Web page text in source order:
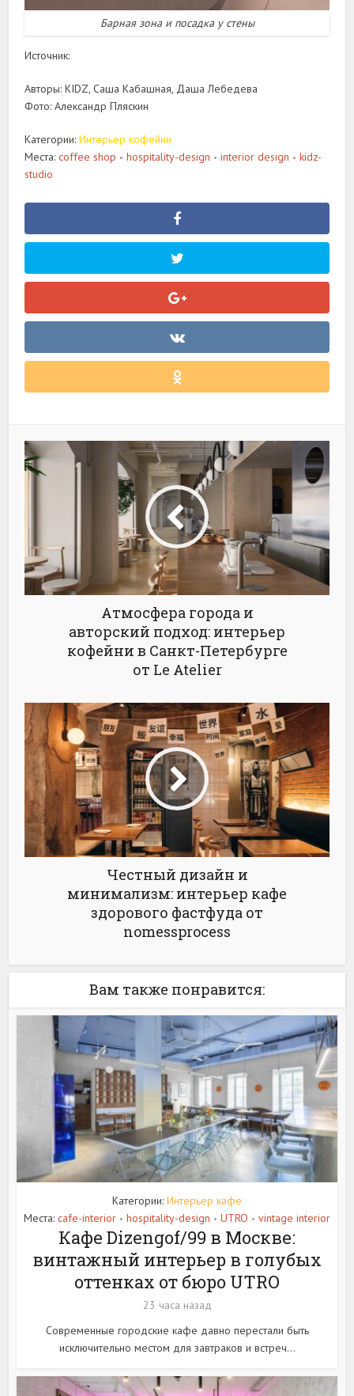
Барная зона и посадка у стены
Источник:
Авторы: KIDZ, Саша Кабашная, Даша Лебедева
Фото: Александр Пляскин
Категории:Интерьер кофейни
Места:coffee shop • hospitality-design • interior design • kidz-
studio
Атмосфера города и
авторский подход: интерьер
кофейни в Санкт-Петербурге
от Le Atelier
Честный дизайн и
минимализм: интерьер кафе
здорового фастфуда от
nomessprocess
Вам также понравится:
Категории: Интерьер кафе
Места: cafe-interior • hospitality-design • UTRO • vintage interior
Кафе Dizengof/99 в Москве:
винтажный интерьер в голубых
оттенках от бюро UTRO
23 часа назад
Современные городские кафе давно перестали быть
исключительно местом для завтраков и встреч...